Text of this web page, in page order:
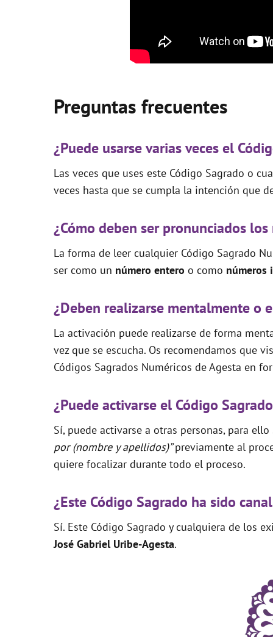
Preguntas frecuentes
¿Puede usarse varias veces el
Las veces que uses este Código Sagrado o
veces hasta que se cumpla la intención que
¿Cómo deben ser pronunciados los
La forma de leer cualquier Código Sagrado
ser como un número entero o como números
¿Deben realizarse mentalmente o
La activación puede realizarse de forma
vez que se escucha. Os recomendamos que
Códigos Sagrados Numéricos de Agesta en
¿Puede activarse el Código
Sí, puede activarse a otras personas, para
por (nombre y apellidos)”previamente al
quiere focalizar durante todo el proceso.
¿Este Código Sagrado ha sido
Sí. Este Código Sagrado y cualquiera de los
José Gabriel Uribe-Agesta.